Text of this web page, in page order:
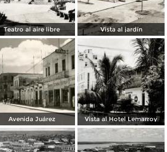
Teatro al aire libre Vista al jardín
Avenida Juárez Vista al Hotel Lemarroy